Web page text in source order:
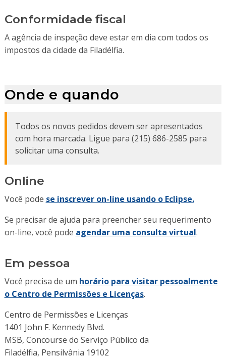
Conformidade fiscal
A agência de inspeção deve estar em dia com todos os
impostos da cidade da Filadélfia.
Onde e quando
Todos os novos pedidos devem ser apresentados
com hora marcada. Ligue para (215) 686-2585 para
solicitar uma consulta.
Online
Você pode se inscrever on-line usando o Eclipse.
Se precisar de ajuda para preencher seu requerimento
on-line, você pode agendar uma consulta virtual.
Em pessoa
Você precisa de um horário para visitar pessoalmente
o Centro de Permissões e Licenças.
Centro de Permissões e Licenças
1401 John F. Kennedy Blvd.
MSB, Concourse do Serviço Público da
Filadélfia, Pensilvânia 19102